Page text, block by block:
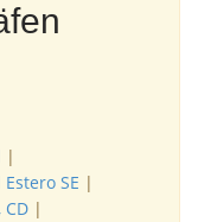
|
SE |
CD |